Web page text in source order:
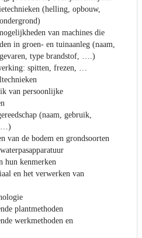
(helling, opbouw,
van machines die
in groen- en tuinaanleg (naam,
type brandstof, ….)
spitten, frezen, …
van persoonlijke
(naam, gebruik,
…)
van de bodem en grondsoorten
hun kenmerken
en het verwerken van
plantmethoden
werkmethoden en